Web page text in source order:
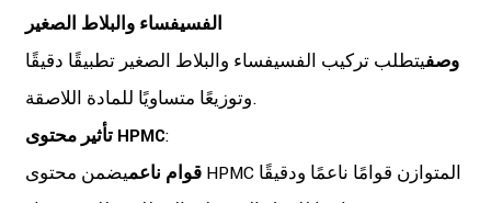
الفسيفساء والبلاط الصغير
وصفيتطلب تركيب الفسيفساء والبلاط الصغير تطبيقًا دقيقًا
وتوزيعًا متساويًا للمادة اللاصقة.
تأثير محتوى HPMC:
قوام ناعميضمن محتوى HPMC المتوازن قوامًا ناعمًا ودقيقًا